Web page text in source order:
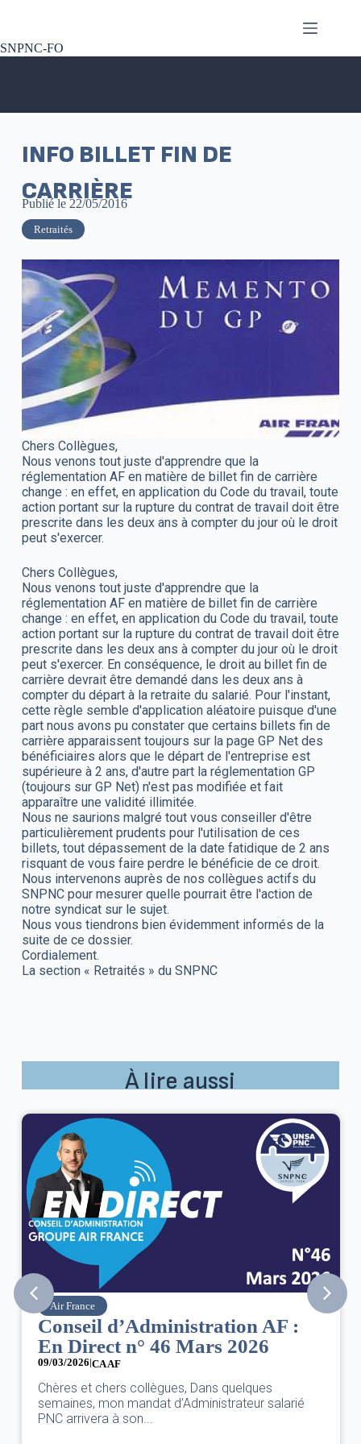
SNPNC-FO
INFO BILLET FIN DE
CARRIÈRE
Publié le 22/05/2016
Retraités
Chers Collègues,
Nous venons tout juste d'apprendre que la
réglementation AF en matière de billet fin de carrière
change : en effet, en application du Code du travail, toute
action portant sur la rupture du contrat de travail doit être
prescrite dans les deux ans à compter du jour où le droit
peut s'exercer.
Chers Collègues,
Nous venons tout juste d'apprendre que la
réglementation AF en matière de billet fin de carrière
change : en effet, en application du Code du travail, toute
action portant sur la rupture du contrat de travail doit être
prescrite dans les deux ans à compter du jour où le droit
peut s'exercer. En conséquence, le droit au billet fin de
carrière devrait être demandé dans les deux ans à
compter du départ à la retraite du salarié. Pour l'instant,
cette règle semble d'application aléatoire puisque d'une
part nous avons pu constater que certains billets fin de
carrière apparaissent toujours sur la page GP Net des
bénéficiaires alors que le départ de l'entreprise est
supérieure à 2 ans, d'autre part la réglementation GP
(toujours sur GP Net) n'est pas modifiée et fait
apparaître une validité illimitée.
Nous ne saurions malgré tout vous conseiller d'être
particulièrement prudents pour l'utilisation de ces
billets, tout dépassement de la date fatidique de 2 ans
risquant de vous faire perdre le bénéficie de ce droit.
Nous intervenons auprès de nos collègues actifs du
SNPNC pour mesurer quelle pourrait être l'action de
notre syndicat sur le sujet.
Nous vous tiendrons bien évidemment informés de la
suite de ce dossier.
Cordialement.
La section « Retraités » du SNPNC
À lire aussi
Air France
Conseil d’Administration AF :
En Direct n° 46 Mars 2026
09/03/2026|CA AF
Chères et chers collègues, Dans quelques
semaines, mon mandat d’Administrateur salarié
PNC arrivera à son...